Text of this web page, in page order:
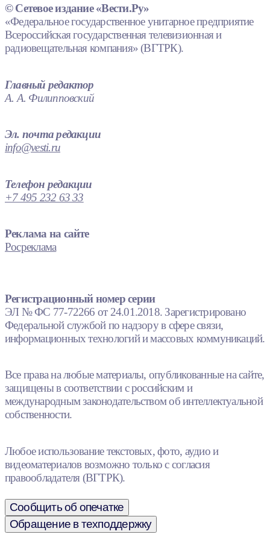
© Сетевое издание «Вести.Ру»
«Федеральное государственное унитарное предприятие
Всероссийская государственная телевизионная и
радиовещательная компания» (ВГТРК).
Главный редактор
А. А. Филипповский
Эл. почта редакции
info@vesti.ru
Телефон редакции
+7 495 232 63 33
Реклама на сайте
Росреклама
Регистрационный номер серии
ЭЛ № ФС 77-72266 от 24.01.2018. Зарегистрировано
Федеральной службой по надзору в сфере связи,
информационных технологий и массовых коммуникаций.
Все права на любые материалы, опубликованные на сайте,
защищены в соответствии с российским и
международным законодательством об интеллектуальной
собственности.
Любое использование текстовых, фото, аудио и
видеоматериалов возможно только с согласия
правообладателя (ВГТРК).
Сообщить об опечатке
Обращение в техподдержку